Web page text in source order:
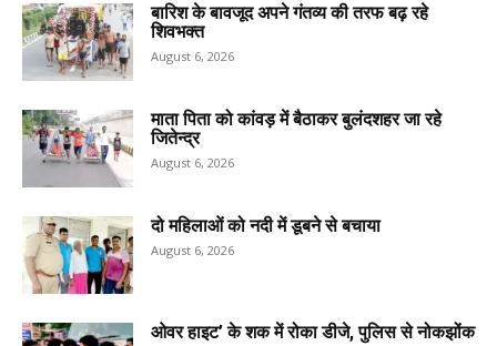
बारिश के बावजूद अपने गंतव्य की तरफ बढ़ रहे
शिवभक्त
August 6, 2026
माता पिता को कांवड़ में बैठाकर बुलंदशहर जा रहे
जितेन्द्र
August 6, 2026
दो महिलाओं को नदी में डूबने से बचाया
August 6, 2026
ओवर हाइट’ के शक में रोका डीजे, पुलिस से नोकझोंक